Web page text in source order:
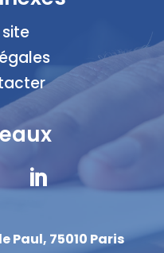

Paul, 75010 Paris